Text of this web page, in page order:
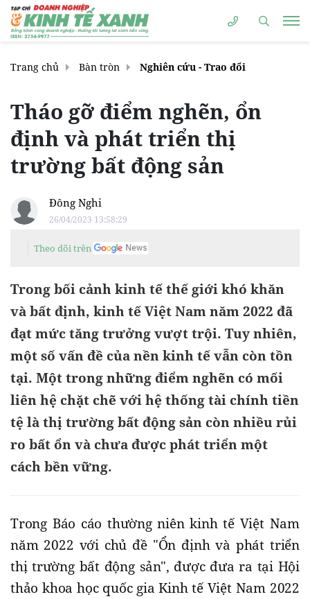
Trang chủ Bàn tròn Nghiên cứu - Trao đổi
Tháo gỡ điểm nghẽn, ổn
định và phát triển thị
trường bất động sản
Đông Nghi
26/04/2023 13:58:29
Theo dõi trên
Trong bối cảnh kinh tế thế giới khó khăn
và bất định, kinh tế Việt Nam năm 2022 đã
đạt mức tăng trưởng vượt trội. Tuy nhiên,
một số vấn đề của nền kinh tế vẫn còn tồn
tại. Một trong những điểm nghẽn có mối
liên hệ chặt chẽ với hệ thống tài chính tiền
tệ là thị trường bất động sản còn nhiều rủi
ro bất ổn và chưa được phát triển một
cách bền vững.
Trong Báo cáo thường niên kinh tế Việt Nam
năm 2022 với chủ đề "Ổn định và phát triển
thị trường bất động sản", được đưa ra tại Hội
thảo khoa học quốc gia Kinh tế Việt Nam 2022